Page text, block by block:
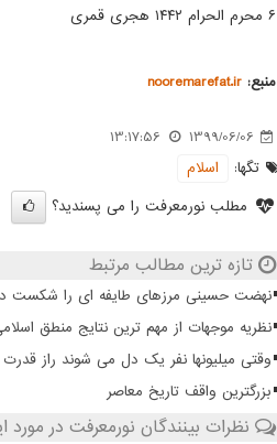
۶ محرم الحرام ۱۴۴۲ هجری قمری
منبع: nooremarefat.ir
1399/06/06
13:17:56
تگها:
اسلام
مطلب نورمعرفت را می پسندید؟
تازه ترین مطالب مرتبط
نهضت حسینی مرزهای طایفه ای را شکست
نظریه موجهات از مهم ترین نتایج منطق
وقتی میلیونها نفر یک دل می شوند راز
بزرگترین واقف تاریخ معاصر
نظرات بینندگان نورمعرفت در